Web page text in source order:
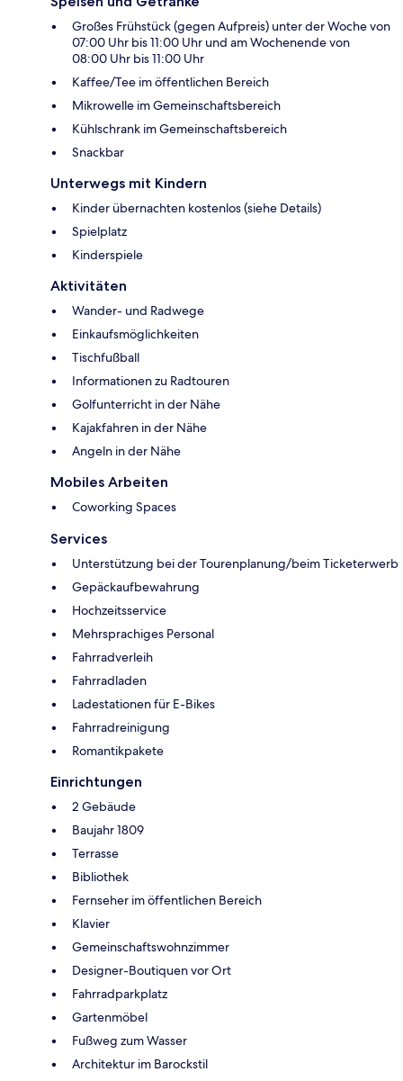
Großes Frühstück (gegen Aufpreis) unter der Woche von
07:00 Uhr bis 11:00 Uhr und am Wochenende von
08:00 Uhr bis 11:00 Uhr
Kaffee/Tee im öffentlichen Bereich
Mikrowelle im Gemeinschaftsbereich
Kühlschrank im Gemeinschaftsbereich
Snackbar
Unterwegs mit Kindern
Kinder übernachten kostenlos (siehe Details)
Spielplatz
Kinderspiele
Aktivitäten
Wander- und Radwege
Einkaufsmöglichkeiten
Tischfußball
Informationen zu Radtouren
Golfunterricht in der Nähe
Kajakfahren in der Nähe
Angeln in der Nähe
Mobiles Arbeiten
Coworking Spaces
Services
Unterstützung bei der Tourenplanung/beim Ticketerwerb
Gepäckaufbewahrung
Hochzeitsservice
Mehrsprachiges Personal
Fahrradverleih
Fahrradladen
Ladestationen für E-Bikes
Fahrradreinigung
Romantikpakete
Einrichtungen
2 Gebäude
Baujahr 1809
Terrasse
Bibliothek
Fernseher im öffentlichen Bereich
Klavier
Gemeinschaftswohnzimmer
Designer-Boutiquen vor Ort
Fahrradparkplatz
Gartenmöbel
Fußweg zum Wasser
Architektur im Barockstil